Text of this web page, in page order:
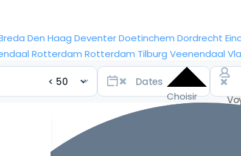
Den Haag DeventerDoetinchem Dordrecht
Rotterdam Rotterdam Tilburg Veenendaal
Choisir
les